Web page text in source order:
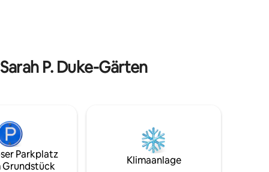
und 1 eigener Parkplatz für dich.
P. Duke-Gärten
Parkplatz
Grundstück
Klimaanlage